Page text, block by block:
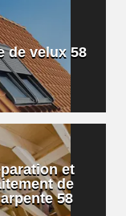
de velux 58
et
de
58